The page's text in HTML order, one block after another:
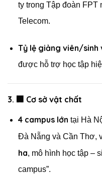
ty trong Tập đoàn FPT
Telecom.
Tỷ lệ giảng viên/sinh
được hỗ trợ học tập
3. 🏢 Cơ sở vật chất
4 campus lớn tại Hà
Đà Nẵng và Cần Thơ,
ha, mô hình học tập –
campus”.